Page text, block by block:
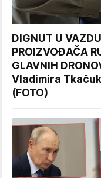
DIGNUT U
PROIZVOĐAČA
GLAVNIH
Vladimira
(FOTO)